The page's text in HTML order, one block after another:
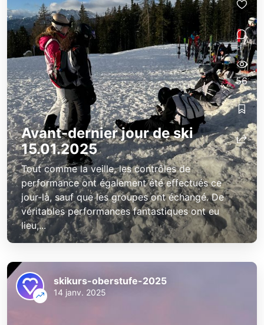
Avant-dernier jour de ski
15.01.2025
Tout comme la veille, les contrôles de
performance ont également été effectués ce
jour-là, sauf que les groupes ont échangé. De
véritables performances fantastiques ont eu
lieu,...
56
skikurs-oberstufe-2025
14 janv. 2025